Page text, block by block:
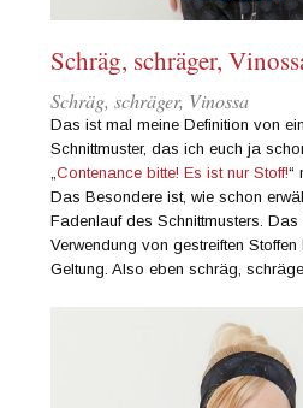
Schräg, schräger,
Schräg, schräger, Vinossa
Das ist mal meine Definition von
Schnittmuster, das ich euch ja
„Contenance bitte! Es ist nur Stoff!“
Das Besondere ist, wie schon
Fadenlauf des Schnittmusters.
Verwendung von gestreiften
Geltung. Also eben schräg,